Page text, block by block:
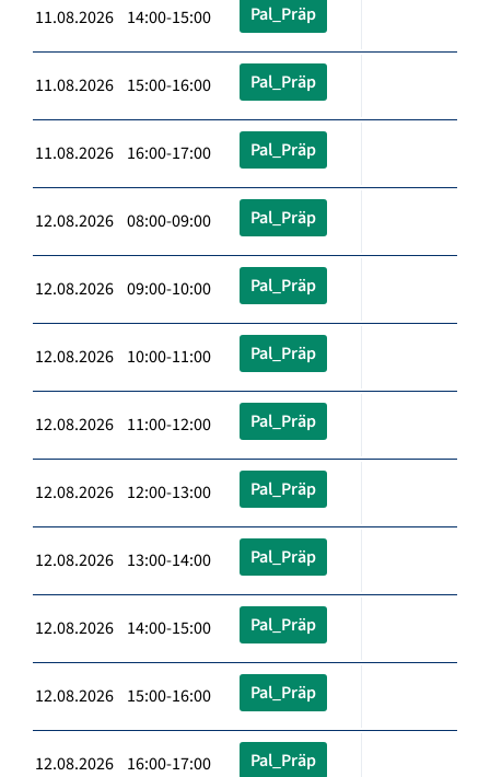
11.08.2026 14:00-15:00 Pal_Präp
11.08.2026 15:00-16:00 Pal_Präp
11.08.2026 16:00-17:00 Pal_Präp
12.08.2026 08:00-09:00 Pal_Präp
12.08.2026 09:00-10:00 Pal_Präp
12.08.2026 10:00-11:00 Pal_Präp
12.08.2026 11:00-12:00 Pal_Präp
12.08.2026 12:00-13:00 Pal_Präp
12.08.2026 13:00-14:00 Pal_Präp
12.08.2026 14:00-15:00 Pal_Präp
12.08.2026 15:00-16:00 Pal_Präp
12.08.2026 16:00-17:00 Pal_Präp